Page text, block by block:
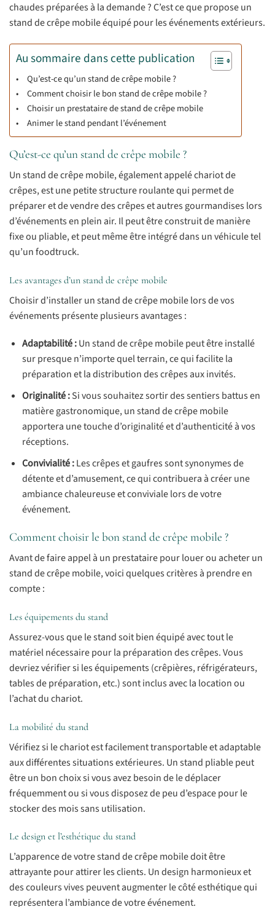
chaudes préparées à la demande ? C’est ce que propose un
stand de crêpe mobile équipé pour les événements extérieurs.
Au sommaire dans cette publication
Qu’est-ce qu’un stand de crêpe mobile ?
Comment choisir le bon stand de crêpe mobile ?
Choisir un prestataire de stand de crêpe mobile
Animer le stand pendant l’événement
Qu’est-ce qu’un stand de crêpe mobile ?
Un stand de crêpe mobile, également appelé chariot de
crêpes, est une petite structure roulante qui permet de
préparer et de vendre des crêpes et autres gourmandises lors
d’événements en plein air. Il peut être construit de manière
fixe ou pliable, et peut même être intégré dans un véhicule tel
qu’un foodtruck.
Les avantages d’un stand de crêpe mobile
Choisir d’installer un stand de crêpe mobile lors de vos
événements présente plusieurs avantages :
Adaptabilité :Un stand de crêpe mobile peut être installé
sur presque n’importe quel terrain, ce qui facilite la
préparation et la distribution des crêpes aux invités.
Originalité :Si vous souhaitez sortir des sentiers battus en
matière gastronomique, un stand de crêpe mobile
apportera une touche d’originalité et d’authenticité à vos
réceptions.
Convivialité :Les crêpes et gaufres sont synonymes de
détente et d’amusement, ce qui contribuera à créer une
ambiance chaleureuse et conviviale lors de votre
événement.
Comment choisir le bon stand de crêpe mobile ?
Avant de faire appel à un prestataire pour louer ou acheter un
stand de crêpe mobile, voici quelques critères à prendre en
compte :
Les équipements du stand
Assurez-vous que le stand soit bien équipé avec tout le
matériel nécessaire pour la préparation des crêpes. Vous
devriez vérifier si les équipements (crêpières, réfrigérateurs,
tables de préparation, etc.) sont inclus avec la location ou
l’achat du chariot.
La mobilité du stand
Vérifiez si le chariot est facilement transportable et adaptable
aux différentes situations extérieures. Un stand pliable peut
être un bon choix si vous avez besoin de le déplacer
fréquemment ou si vous disposez de peu d’espace pour le
stocker des mois sans utilisation.
Le design et l’esthétique du stand
L’apparence de votre stand de crêpe mobile doit être
attrayante pour attirer les clients. Un design harmonieux et
des couleurs vives peuvent augmenter le côté esthétique qui
représentera l’ambiance de votre événement.